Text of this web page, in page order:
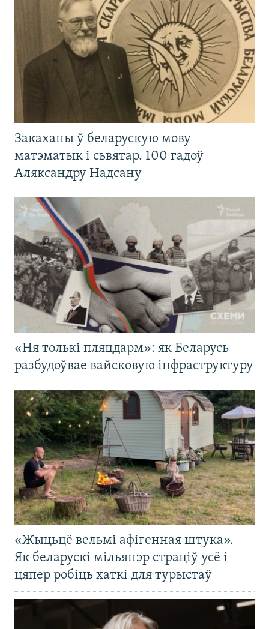
Закаханы ў беларускую мову
матэматык і сьвятар. 100 гадоў
Аляксандру Надсану
«Ня толькі пляцдарм»: як Беларусь
разбудоўвае вайсковую інфраструктуру
«Жыцьцё вельмі афігенная штука».
Як беларускі мільянэр страціў усё і
цяпер робіць хаткі для турыстаў